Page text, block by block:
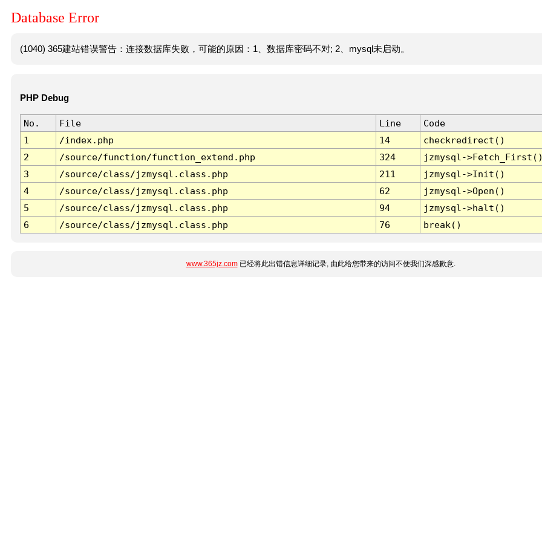
Database Error
(1040) 365建站错误警告：连接数据库失败，可能的原因：1、数据库密码不对; 2、mysql未启动。
PHP Debug
No. File Line
Code
1
/index.php 14
checkredirect()
2
/source/function/function_extend.php 324
jzmysql-
3
/source/class/jzmysql.class.php 211
jzmysql->Init()
4
/source/class/jzmysql.class.php 62
jzmysql->Open()
5
/source/class/jzmysql.class.php 94
jzmysql->halt()
6
/source/class/jzmysql.class.php 76 break()
www.365jz.com已经将此出错信息详细记录, 由此给您带来的访问不便我们深感歉意.